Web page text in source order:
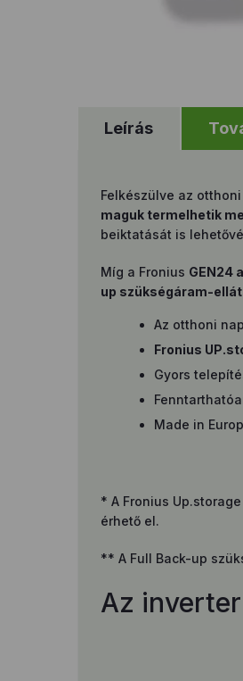
Leírás
Felkészülve az
maguk termelhetik
beiktatását is
Míg a Fronius GEN24
up szükségáram-
Az otthoni
Fronius
Gyors
Made in
* A Fronius
érhető el.
** A Full Back-up
Az